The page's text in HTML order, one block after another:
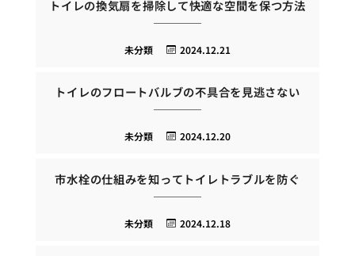
トイレの換気扇を掃除して快適な空間を保つ方法
2024.12.21
未分類
トイレのフロートバルブの不具合を見逃さない
2024.12.20
未分類
市水栓の仕組みを知ってトイレトラブルを防ぐ
2024.12.18
未分類